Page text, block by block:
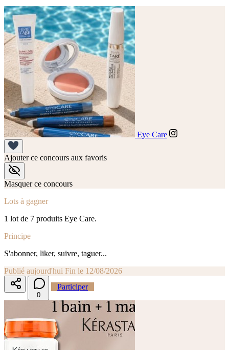
Eye Care
Ajouter ce concours aux favoris
Masquer ce concours
Lots à gagner
1 lot de 7 produits Eye Care.
Principe
S'abonner, liker, suivre, taguer...
Publié aujourd'hui Fin le 12/08/2026
0
Participer